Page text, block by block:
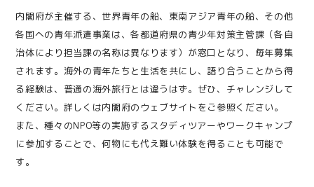
内閣府が主催する、世界青年の船、東南アジア青年の船、その他
各国への青年派遣事業は、各都道府県の青少年対策主管課（各自
治体により担当課の名称は異なります）が窓口となり、毎年募集
されます。海外の青年たちと生活を共にし、語り合うことから得
る経験は、普通の海外旅行とは違うはず。ぜひ、チャレンジして
ください。詳しくは内閣府のウェブサイトをご参照ください。
また、種々のNPO等の実施するスタディツアーやワークキャンプ
に参加することで、何物にも代え難い体験を得ることも可能で
す。